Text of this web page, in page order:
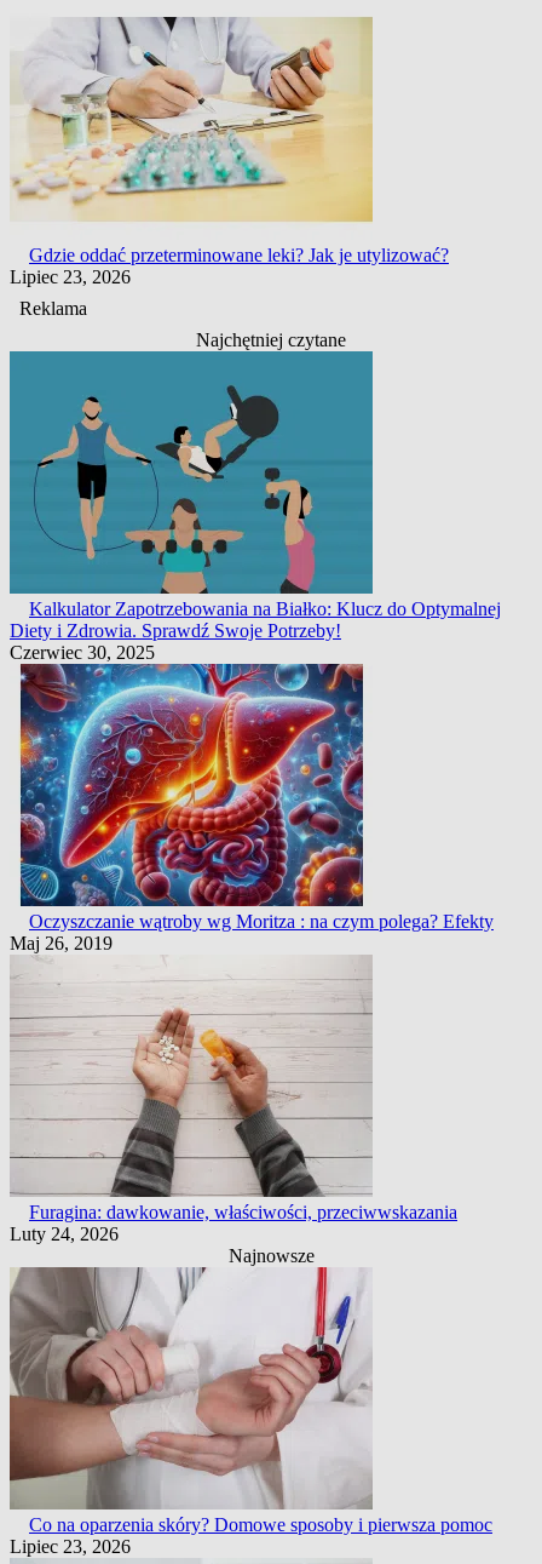
Gdzie oddać przeterminowane leki? Jak je utylizować?
Lipiec 23, 2026
Reklama
Najchętniej czytane
Kalkulator Zapotrzebowania na Białko: Klucz do Optymalnej
Diety i Zdrowia. Sprawdź Swoje Potrzeby!
Czerwiec 30, 2025
Oczyszczanie wątroby wg Moritza : na czym polega? Efekty
Maj 26, 2019
Furagina: dawkowanie, właściwości, przeciwwskazania
Luty 24, 2026
Najnowsze
Co na oparzenia skóry? Domowe sposoby i pierwsza pomoc
Lipiec 23, 2026